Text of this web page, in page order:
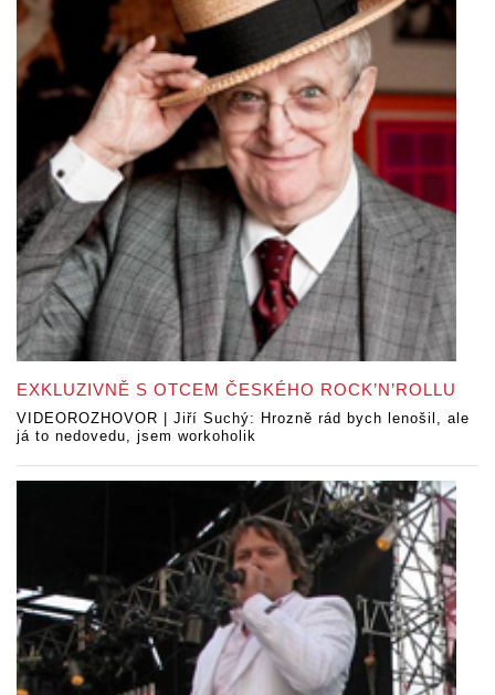
EXKLUZIVNĚ S OTCEM ČESKÉHO ROCK’N’ROLLU
VIDEOROZHOVOR | Jiří Suchý: Hrozně rád bych lenošil, ale
já to nedovedu, jsem workoholik